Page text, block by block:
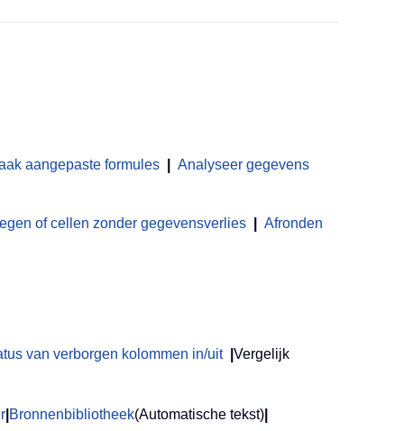
aangepaste formules Analyseer gegevens
of cellen zonder gegevensverlies Afronden
van verborgen kolommen in/uit Vergelijk
Bronnenbibliotheek(Automatische tekst)